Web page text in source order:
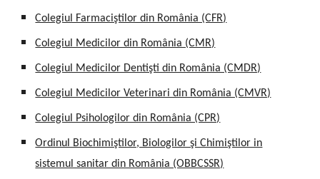
Colegiul Farmaciştilor din România (CFR)
Colegiul Medicilor din România (CMR)
Colegiul Medicilor Dentişti din România (CMDR)
Colegiul Medicilor Veterinari din România (CMVR)
Colegiul Psihologilor din România (CPR)
Ordinul Biochimiştilor, Biologilor şi Chimiştilor in
sistemul sanitar din România (OBBCSSR)